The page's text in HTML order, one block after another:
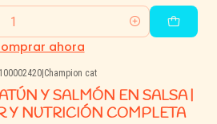
ahora
| Champion cat
Y SALMÓN EN SALSA |
Y NUTRICIÓN COMPLETA